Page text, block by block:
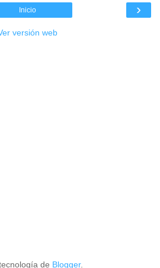
›
Inicio
versión web
de Blogger.